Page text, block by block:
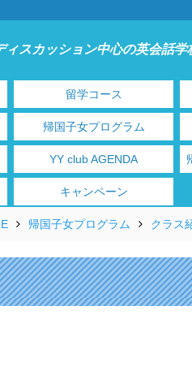
ィスカッション中心の英会話学
留学コース
帰国子女プログラム
YY club AGENDA
キャンペーン
帰国子女プログラム クラス